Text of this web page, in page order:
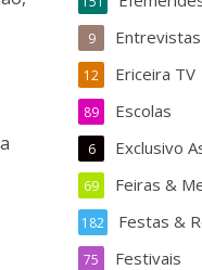
Entrevistas
9
Ericeira TV
12
Escolas
89
Exclusivo
6
Feiras &
69
Festas &
182
Festivais
75